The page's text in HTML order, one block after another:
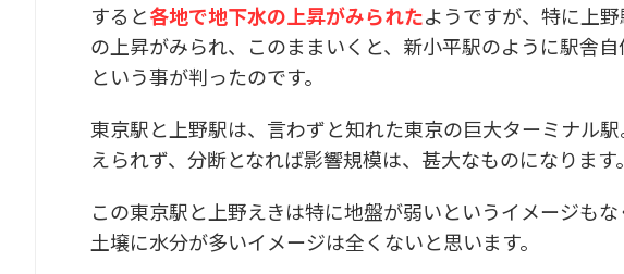
すると各地で地下水の上昇がみられたようですが、特に上
の上昇がみられ、このままいくと、新小平駅のように駅舎
という事が判ったのです。
東京駅と上野駅は、言わずと知れた東京の巨大ターミナル
えられず、分断となれば影響規模は、甚大なものになります。
この東京駅と上野えきは特に地盤が弱いというイメージも
土壌に水分が多いイメージは全くないと思います。